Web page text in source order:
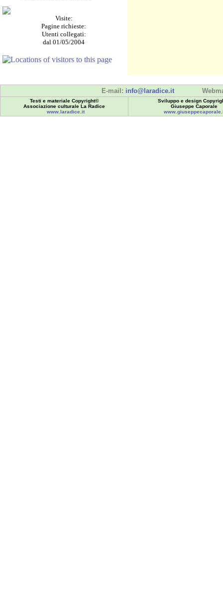
Visite:
Pagine richieste:
Utenti collegati:
dal 01/05/2004
Associazione culturale La Radice
www.laradice.it
Sviluppo e design
Giuseppe Caporale